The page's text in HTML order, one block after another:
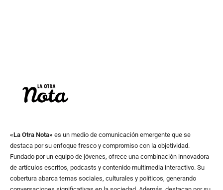
«La Otra Nota» es un medio de comunicación emergente que se
destaca por su enfoque fresco y compromiso con la objetividad.
Fundado por un equipo de jóvenes, ofrece una combinación innovadora
de artículos escritos, podcasts y contenido multimedia interactivo. Su
cobertura abarca temas sociales, culturales y políticos, generando